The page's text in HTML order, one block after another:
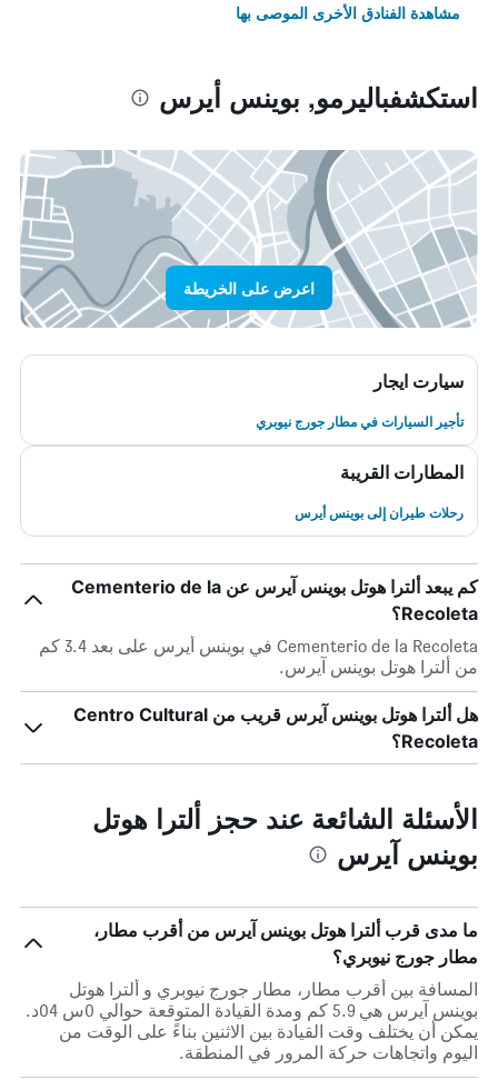
مشاهدة الفنادق الأخرى الموصى بها
استكشفباليرمو, بوينس أيرس
اعرض على الخريطة
سيارت ايجار
تأجير السيارات في مطار جورج نيوبري
المطارات القريبة
رحلات طيران إلى بوينس أيرس
كم يبعد ألترا هوتل بوينس آيرس عن Cementerio de la
Recoleta؟
Cementerio de la Recoleta في بوينس أيرس على بعد 3.4 كم
من ألترا هوتل بوينس آيرس.
هل ألترا هوتل بوينس آيرس قريب من Centro Cultural
Recoleta؟
الأسئلة الشائعة عند حجز ألترا هوتل
بوينس آيرس
ما مدى قرب ألترا هوتل بوينس آيرس من أقرب مطار،
مطار جورج نيوبري؟
المسافة بين أقرب مطار، مطار جورج نيوبري و ألترا هوتل
بوينس آيرس هي 5.9 كم ومدة القيادة المتوقعة حوالي 0س 04د.
يمكن أن يختلف وقت القيادة بين الاثنين بناءً على الوقت من
اليوم واتجاهات حركة المرور في المنطقة.